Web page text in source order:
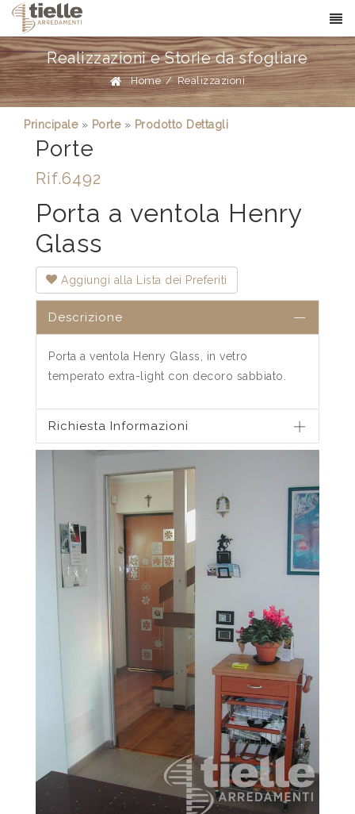
Realizzazioni e Storie da sfogliare
Home / Realizzazioni
Principale» Porte» Prodotto Dettagli
Porte
Rif.6492
Porta a ventola Henry
Glass
Aggiungi alla Lista dei Preferiti
Descrizione
Porta a ventola Henry Glass, in vetro
temperato extra-light con decoro sabbiato.
Richiesta Informazioni